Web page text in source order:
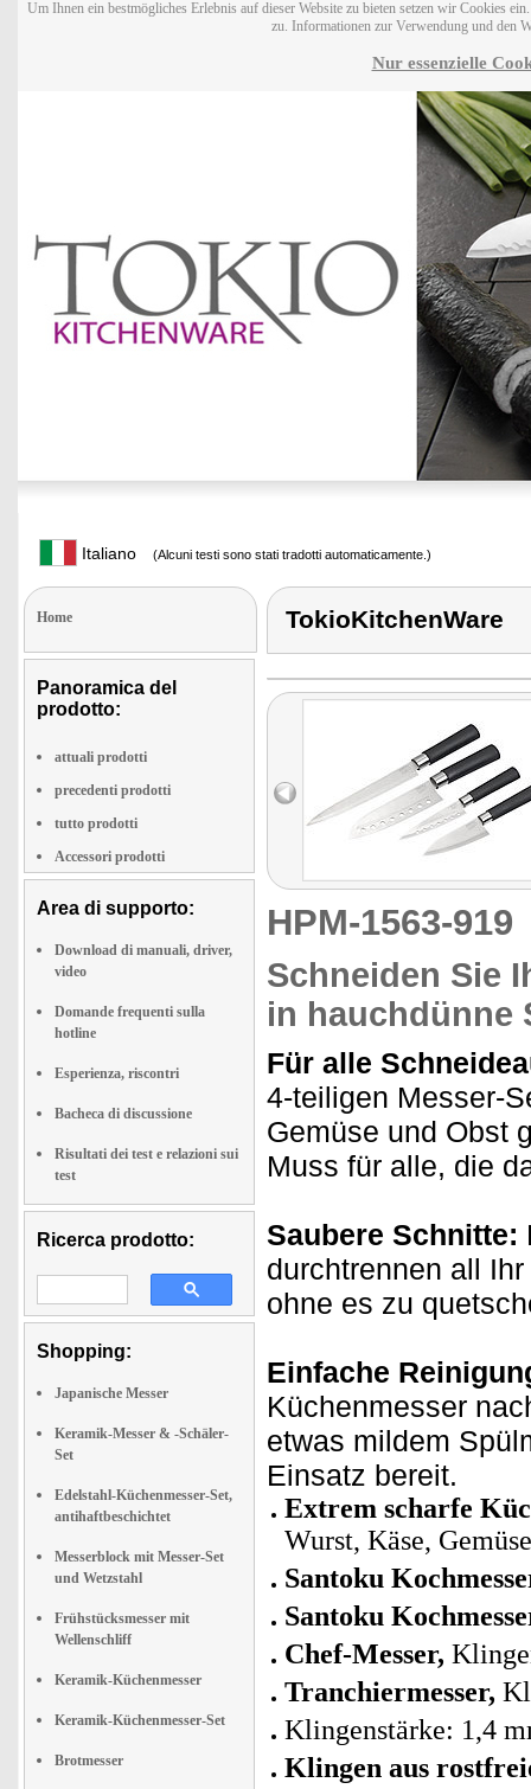
Um Ihnen ein bestmögliches Erlebnis auf dieser Website zu bieten setzen wir Cookies
zu. Informationen zur Verwendung und den
Nur essenzielle
Italiano (Alcuni testi sono stati tradotti automaticamente.)
Home
Panoramica del
prodotto:
attuali prodotti
precedenti prodotti
tutto prodotti
Accessori prodotti
Area di supporto:
Download di manuali, driver,
video
Domande frequenti sulla
hotline
Esperienza, riscontri
Bacheca di discussione
Risultati dei test e relazioni sui
test
Ricerca prodotto:
Shopping:
Japanische Messer
Keramik-Messer & -Schäler-
Set
Edelstahl-Küchenmesser-Set,
antihaftbeschichtet
Messerblock mit Messer-Set
und Wetzstahl
Frühstücksmesser mit
Wellenschliff
Keramik-Küchenmesser
Keramik-Küchenmesser-Set
Brotmesser
TokioKitchenWare
HPM-1563-
Schneiden Sie
in hauchdünne
Für alle
4-teiligen Messer-
Gemüse und Obst
Muss für alle, die
Saubere Schnitte:
durchtrennen all
ohne es zu
Einfache
Küchenmesser
etwas mildem
Einsatz bereit.
Extrem scharfe
Wurst, Käse,
Santoku
Santoku
Chef-Messer,
Tranchiermesser,
Klingenstärke: 1,4
Klingen aus